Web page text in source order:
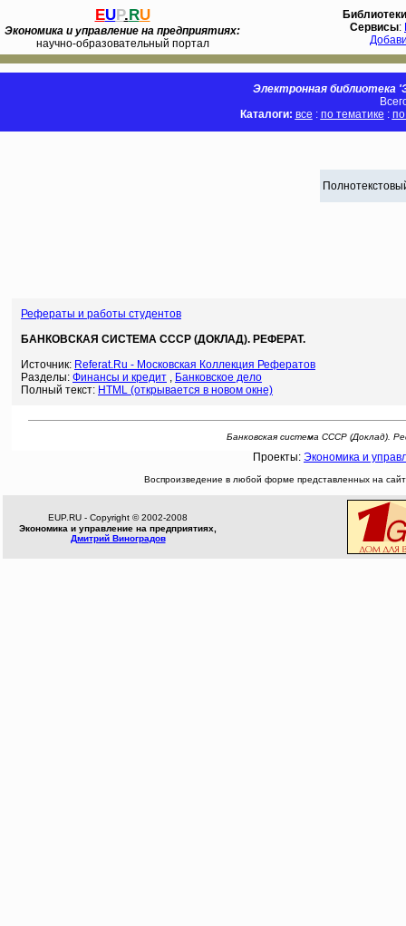
EUP.RU
Экономика и управление на предприятиях:
научно-образовательный портал
Библиотеки
Сервисы:
Электронная библиотека
Каталоги: все : по тематике :
Рефераты и работы студентов
БАНКОВСКАЯ СИСТЕМА СССР (ДОКЛАД). РЕФЕРАТ.
Источник: Referat.Ru - Московская Коллекция Рефератов
Разделы: Финансы и кредит , Банковское дело
Полный текст: HTML (открывается в новом окне)
Банковская система СССР (Доклад).
Проекты: Экономика и
Воспроизведение в любой форме представленных на
EUP.RU - Copyright © 2002-2008
Экономика и управление на предприятиях,
Дмитрий Виноградов